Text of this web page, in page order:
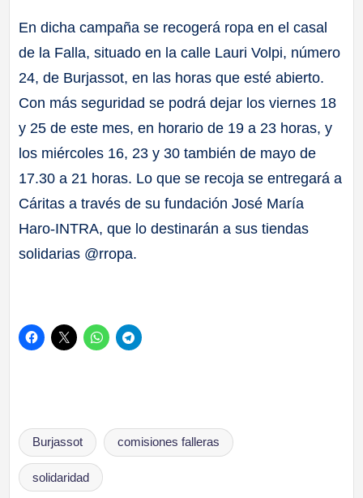
En dicha campaña se recogerá ropa en el casal
de la Falla, situado en la calle Lauri Volpi, número
24, de Burjassot, en las horas que esté abierto.
Con más seguridad se podrá dejar los viernes 18
y 25 de este mes, en horario de 19 a 23 horas, y
los miércoles 16, 23 y 30 también de mayo de
17.30 a 21 horas. Lo que se recoja se entregará a
Cáritas a través de su fundación José María
Haro-INTRA, que lo destinarán a sus tiendas
solidarias @rropa.
Etiquetas:
Burjassot comisiones falleras
solidaridad